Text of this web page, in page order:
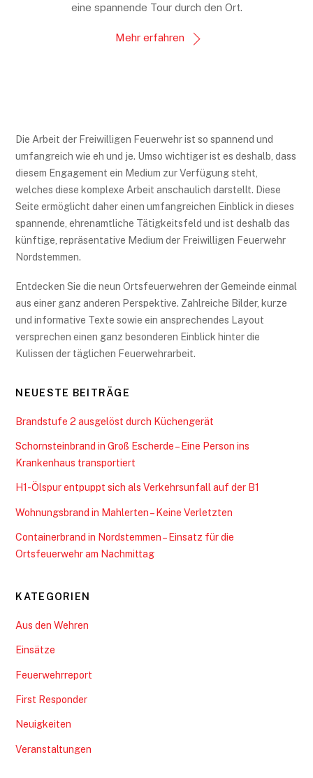
eine spannende Tour durch den Ort.
Mehr erfahren
Die Arbeit der Freiwilligen Feuerwehr ist so spannend und
umfangreich wie eh und je. Umso wichtiger ist es deshalb, dass
diesem Engagement ein Medium zur Verfügung steht,
welches diese komplexe Arbeit anschaulich darstellt. Diese
Seite ermöglicht daher einen umfangreichen Einblick in dieses
spannende, ehrenamtliche Tätigkeitsfeld und ist deshalb das
künftige, repräsentative Medium der Freiwilligen Feuerwehr
Nordstemmen.
Entdecken Sie die neun Ortsfeuerwehren der Gemeinde einmal
aus einer ganz anderen Perspektive. Zahlreiche Bilder, kurze
und informative Texte sowie ein ansprechendes Layout
versprechen einen ganz besonderen Einblick hinter die
Kulissen der täglichen Feuerwehrarbeit.
NEUESTE BEITRÄGE
Brandstufe 2 ausgelöst durch Küchengerät
Schornsteinbrand in Groß Escherde – Eine Person ins
Krankenhaus transportiert
H1-Ölspur entpuppt sich als Verkehrsunfall auf der B1
Wohnungsbrand in Mahlerten – Keine Verletzten
Containerbrand in Nordstemmen – Einsatz für die
Ortsfeuerwehr am Nachmittag
KATEGORIEN
Aus den Wehren
Einsätze
Feuerwehrreport
First Responder
Neuigkeiten
Veranstaltungen